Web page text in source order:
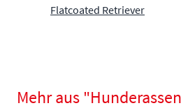
Flatcoated Retriever
Mehr aus